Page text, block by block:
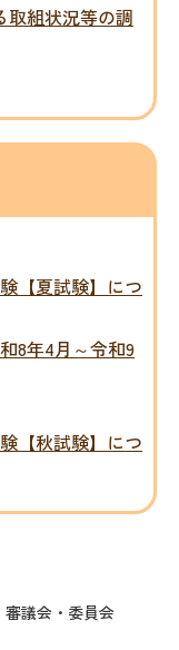
取組状況等の調
【夏試験】につ
8年4月～令和9
【秋試験】につ
審議会・委員会